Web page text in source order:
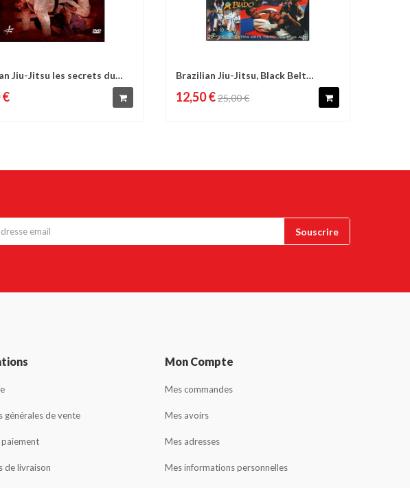
Liste d'envies
Jiu-Jitsu les secrets du
€
Comparer Liste d'envies
Brazilian Jiu-Jitsu, Black Belt
12,50 €25,00 €
générales de vente
de livraison
Mon Compte
Mes commandes
Mes avoirs
Mes adresses
Mes informations personnelles